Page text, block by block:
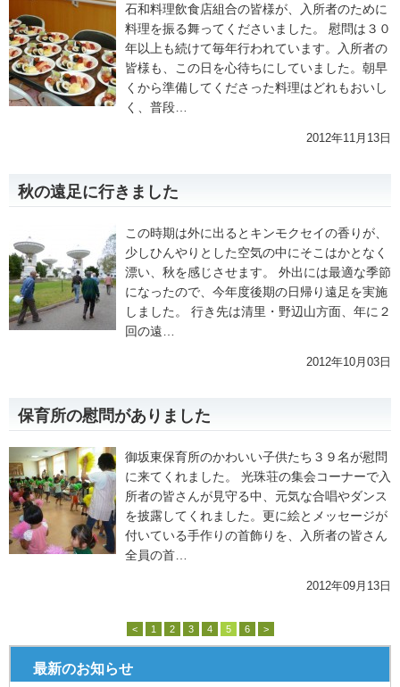
石和料理飲食店組合の皆様が、入所者のために
料理を振る舞ってくださいました。 慰問は３０
年以上も続けて毎年行われています。入所者の
皆様も、この日を心待ちにしていました。朝早
くから準備してくださった料理はどれもおいし
く、普段…
2012年11月13日
秋の遠足に行きました
この時期は外に出るとキンモクセイの香りが、
少しひんやりとした空気の中にそこはかとなく
漂い、秋を感じさせます。 外出には最適な季節
になったので、今年度後期の日帰り遠足を実施
しました。 行き先は清里・野辺山方面、年に２
回の遠…
2012年10月03日
保育所の慰問がありました
御坂東保育所のかわいい子供たち３９名が慰問
に来てくれました。 光珠荘の集会コーナーで入
所者の皆さんが見守る中、元気な合唱やダンス
を披露してくれました。更に絵とメッセージが
付いている手作りの首飾りを、入所者の皆さん
全員の首…
2012年09月13日
< 1 2 3 4 5 6 >
最新のお知らせ